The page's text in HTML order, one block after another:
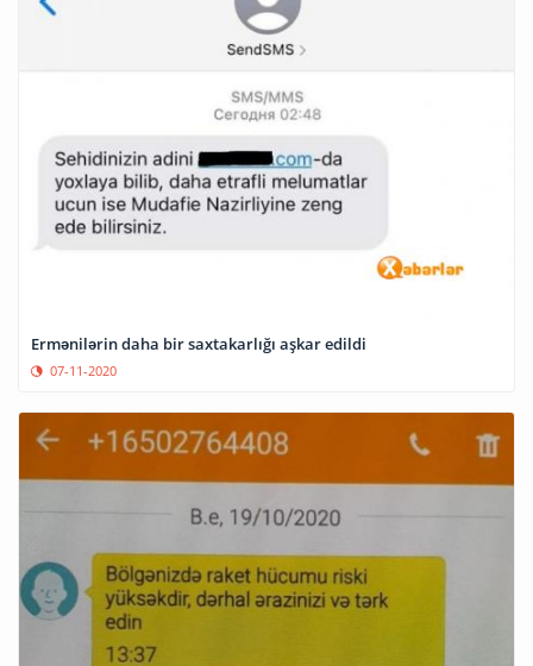
Ermənilərin daha bir saxtakarlığı aşkar edildi
07-11-2020